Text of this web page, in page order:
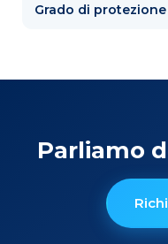
Grado di protezione
Parliamo